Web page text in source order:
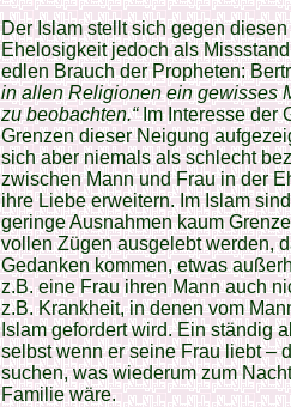
Der Islam stellt sich gegen
Ehelosigkeit jedoch als
edlen Brauch der Propheten:
in allen Religionen ein gewisses
zu beobachten.“Im Interesse der
Grenzen dieser Neigung
sich aber niemals als schlecht
zwischen Mann und Frau in der
ihre Liebe erweitern. Im Islam
geringe Ausnahmen kaum
vollen Zügen ausgelebt werden,
Gedanken kommen, etwas
z.B. eine Frau ihren Mann auch
z.B. Krankheit, in denen vom
Islam gefordert wird. Ein ständig
selbst wenn er seine Frau liebt –
suchen, was wiederum zum
Familie wäre.